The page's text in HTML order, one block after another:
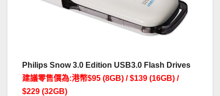
Philips Snow 3.0 Edition USB3.0 Flash Drives
建議零售價為:港幣$95 (8GB) / $139 (16GB) /
$229 (32GB)